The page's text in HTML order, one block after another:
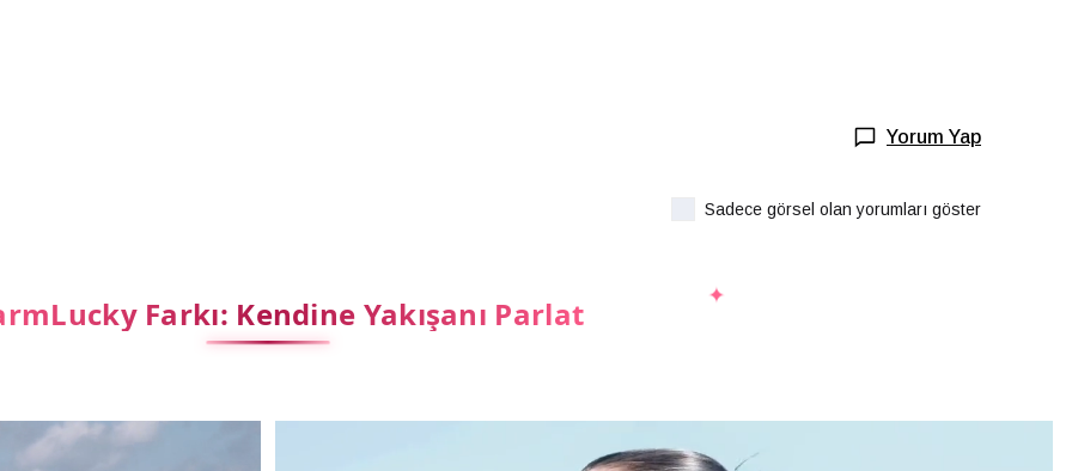
Yorum Yap
Sadece görsel olan yorumları göster
Farkı: Kendine Yakışanı Parlat